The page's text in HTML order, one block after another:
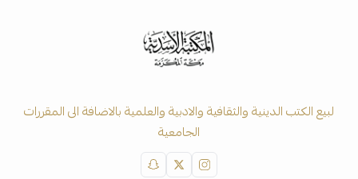
لبيع الكتب الدينية والثقافية والادبية والعلمية بالاضافة الى المقررات
الجامعية